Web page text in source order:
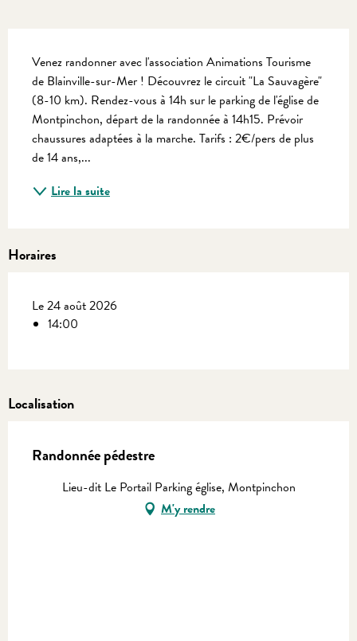
Venez randonner avec l'association Animations Tourisme
de Blainville-sur-Mer ! Découvrez le circuit "La Sauvagère"
(8-10 km). Rendez-vous à 14h sur le parking de l'église de
Montpinchon, départ de la randonnée à 14h15. Prévoir
chaussures adaptées à la marche. Tarifs : 2€/pers de plus
de 14 ans,...
Lire la suite
Horaires
Le 24 août 2026
14:00
Localisation
Randonnée pédestre
Lieu-dit Le Portail Parking église, Montpinchon
M'y rendre